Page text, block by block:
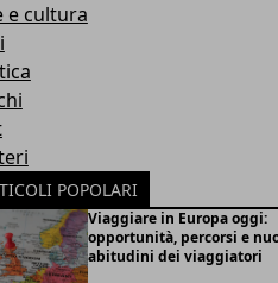
e cultura
POPOLARI
Viaggiare in Europa oggi:
opportunità, percorsi e
abitudini dei viaggiatori